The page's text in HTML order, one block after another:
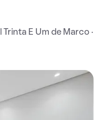
E Um de Marco ·